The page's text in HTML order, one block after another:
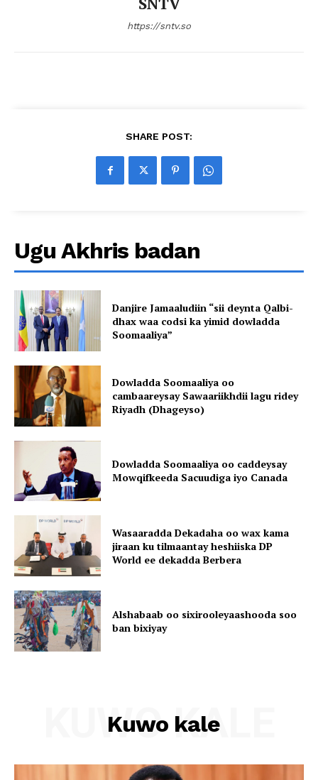
https://sntv.so
SHARE POST:
Ugu Akhris badan
Danjire Jamaaludiin “sii deynta Qalbi-
dhax waa codsi ka yimid dowladda
Soomaaliya”
Dowladda Soomaaliya oo
cambaareysay Sawaariikhdii lagu ridey
Riyadh (Dhageyso)
Dowladda Soomaaliya oo caddeysay
Mowqifkeeda Sacuudiga iyo Canada
Wasaaradda Dekadaha oo wax kama
jiraan ku tilmaantay heshiiska DP
World ee dekadda Berbera
Alshabaab oo sixirooleyaashooda soo
ban bixiyay
Kuwo kale
KUWO KALE